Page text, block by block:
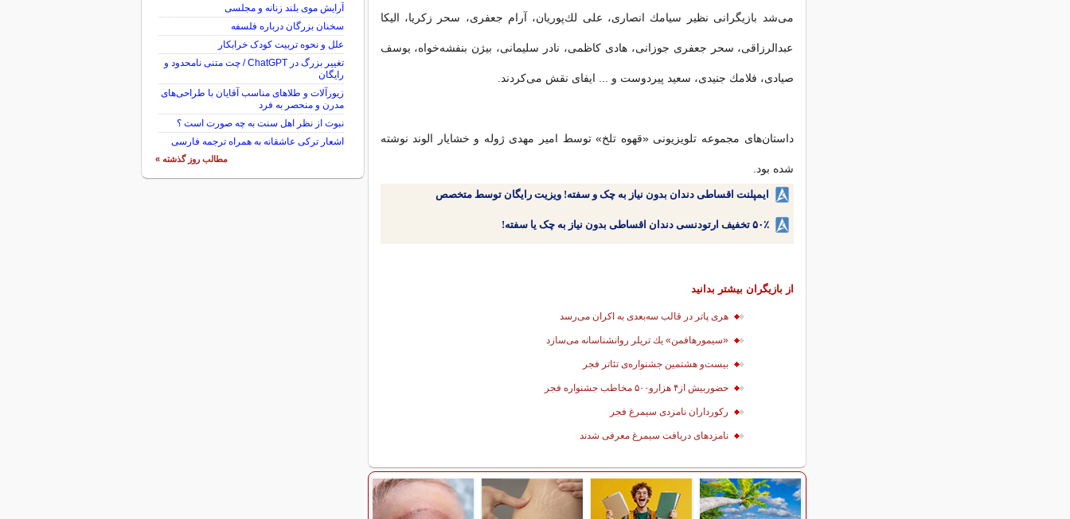
می‌شد بازیگرانی نظیر سیامك انصاری، علی لك‌پوریان، آرام جعفری، سحر زكریا، الیكا
عبدالرزاقی، سحر جعفری جوزانی، هادی كاظمی، نادر سلیمانی، بیژن بنفشه‌خواه، یوسف
صیادی، فلامك جنیدی، سعید پیردوست و ... ایفای نقش می‌کردند.
داستان‌های مجموعه تلویزیونی «قهوه تلخ» توسط امیر مهدی ژوله و خشایار الوند نوشته
شده بود.
ایمپلنت اقساطی دندان بدون نیاز به چک و سفته! ویزیت رایگان توسط متخصص
۵۰٪ تخفیف ارتودنسی دندان اقساطی بدون نیاز به چک یا سفته!
از بازیگران بیشتر بدانید
هری پاتر در قالب سه‌بعدی به اكران می‌رسد
«سیمورهافمن» یك تریلر روانشناسانه می‌سازد
بیست‌و هشتمین جشنواره‌ی تئاتر فجر
حضوربیش از۴ هزارو۵۰۰ مخاطب جشنواره فجر
ركورداران نامزدی سیمرغ فجر
نامزدهای دریافت سیمرغ معرفی شدند
آرایش موی بلند زنانه و مجلسی
سخنان بزرگان درباره فلسفه
علل و نحوه تربیت کودک خرابکار
تغییر بزرگ در ChatGPT / چت متنی نامحدود و
رایگان
زیورآلات و طلاهای مناسب آقایان با طراحی‌های
مدرن و منحصر به فرد
نبوت از نظر اهل سنت به چه صورت است ؟
اشعار ترکی عاشقانه به همراه ترجمه فارسی
مطالب روز گذشته »